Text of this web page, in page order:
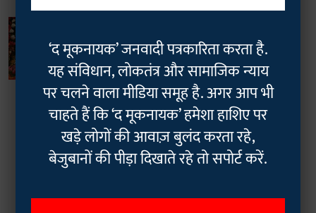
लखनऊ में बाबा साहेब के महापरिनिर्वाण
दिवस पर दी जाएगी सुर श्रद्धांजलि
The Mooknayak
04 Dec 2024
2min read
Read More
‘द मूकनायक’ जनवादी पत्रकारिता करता है.
यह संविधान, लोकतंत्र और सामाजिक न्याय
पर चलने वाला मीडिया समूह है. अगर आप भी
चाहते हैं कि ‘द मूकनायक’ हमेशा हाशिए पर
खड़े लोगों की आवाज़ बुलंद करता रहे,
बेजुबानों की पीड़ा दिखाते रहे तो सपोर्ट करें.